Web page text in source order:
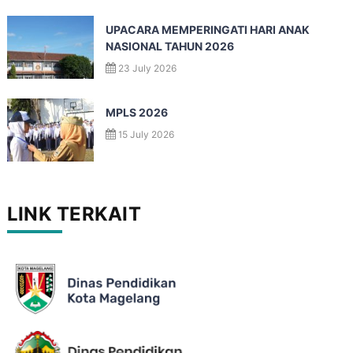
UPACARA MEMPERINGATI HARI ANAK
NASIONAL TAHUN 2026
23 July 2026
MPLS 2026
15 July 2026
LINK TERKAIT